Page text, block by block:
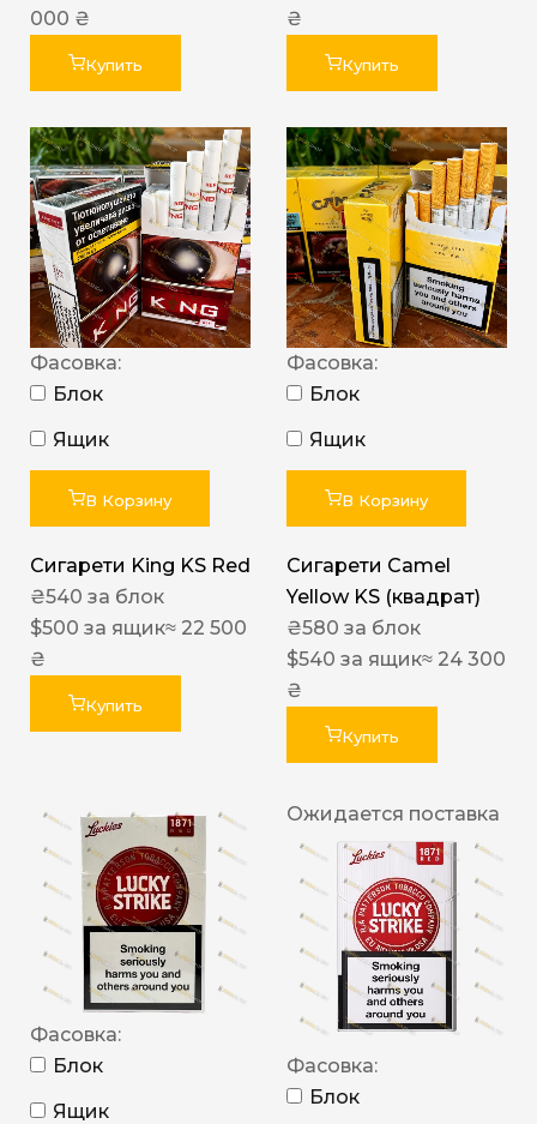
000 ₴
Купить
₴
Купить
Фасовка:
Блок
Ящик
В Корзину
Сигарети King KS Red
₴540 за блок
$500 за ящик≈ 22 500
₴
Купить
Фасовка:
Блок
Ящик
В Корзину
Сигарети Camel
Yellow KS (квадрат)
₴580 за блок
$540 за ящик≈ 24 300
₴
Купить
Фасовка:
Блок
Ящик
Ожидается поставка
Фасовка:
Блок